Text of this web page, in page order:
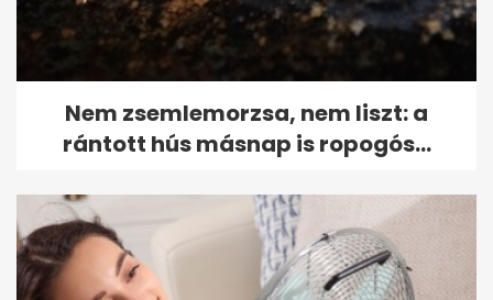
Nem zsemlemorzsa, nem liszt: a
rántott hús másnap is ropogós...